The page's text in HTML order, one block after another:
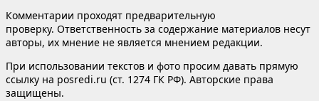
Комментарии проходят предварительную
проверку. Ответственность за содержание материалов несут
авторы, их мнение не является мнением редакции.
При использовании текстов и фото просим давать прямую
ссылку на posredi.ru (ст. 1274 ГК РФ). Авторские права
защищены.